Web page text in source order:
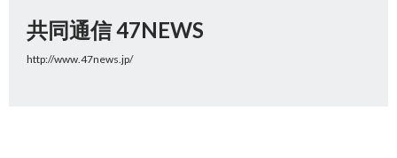
共同通信 47NEWS
http://www.47news.jp/